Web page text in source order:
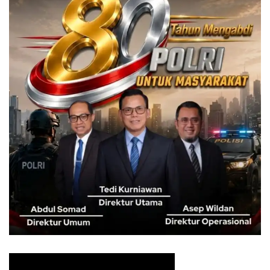
ke tanah air seluruhnya dalam keadaan sehat walafiat
pada 2 Agustus 2023, dan landing di Bandara Soekarno
Hatta insya Allah pada pukul 21.10 WIB,” imbuhnya. (be-
Tags: burhanudin jemaah haji sekda kabupaten bogor